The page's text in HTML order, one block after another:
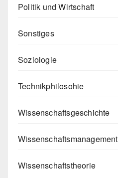
Politik und Wirtschaft
Sonstiges
Soziologie
Technikphilosohie
Wissenschaftsgeschichte
Wissenschaftsmanagement
Wissenschaftstheorie